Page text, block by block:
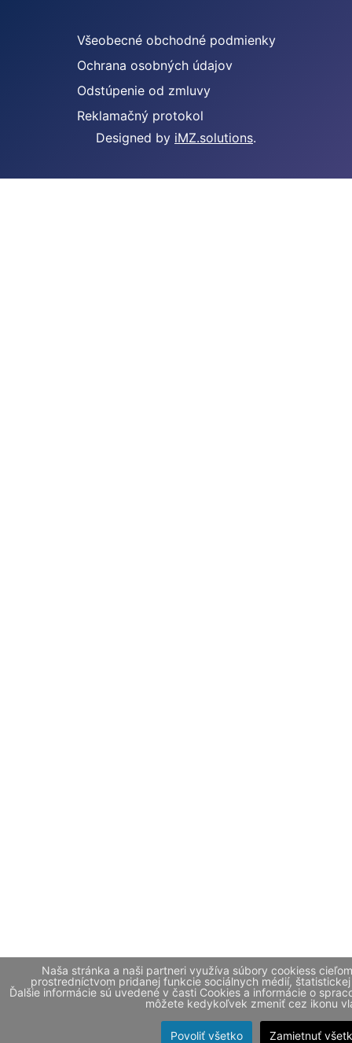
Všeobecné obchodné podmienky
Ochrana osobných údajov
Odstúpenie od zmluvy
Reklamačný protokol
Designed by iMZ.solutions.
Naša stránka a naši partneri využíva súbory cookiess
prostredníctvom pridanej funkcie sociálnych médií,
Ďalšie informácie sú uvedené v časti Cookies a informácie o
môžete kedykoľvek zmeniť cez ikonu
Povoliť všetko Zamietnuť